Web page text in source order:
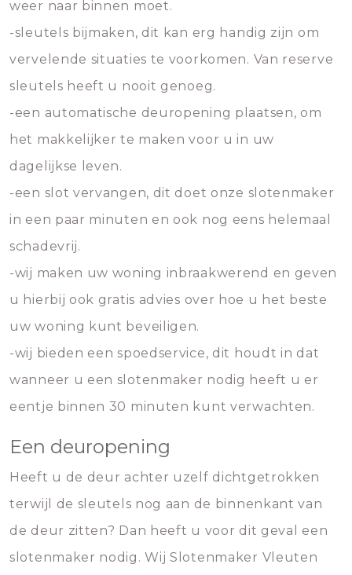
weer naar binnen moet.
-sleutels bijmaken, dit kan erg handig zijn om
vervelende situaties te voorkomen. Van reserve
sleutels heeft u nooit genoeg.
-een automatische deuropening plaatsen, om
het makkelijker te maken voor u in uw
dagelijkse leven.
-een slot vervangen, dit doet onze slotenmaker
in een paar minuten en ook nog eens helemaal
schadevrij.
-wij maken uw woning inbraakwerend en geven
u hierbij ook gratis advies over hoe u het beste
uw woning kunt beveiligen.
-wij bieden een spoedservice, dit houdt in dat
wanneer u een slotenmaker nodig heeft u er
eentje binnen 30 minuten kunt verwachten.
Een deuropening
Heeft u de deur achter uzelf dichtgetrokken
terwijl de sleutels nog aan de binnenkant van
de deur zitten? Dan heeft u voor dit geval een
slotenmaker nodig. Wij Slotenmaker Vleuten